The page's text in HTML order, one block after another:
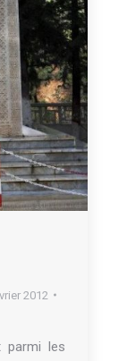
2012
parmi les